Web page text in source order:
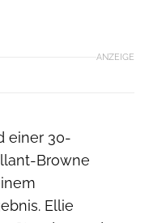
ANZEIGE
einer 30-
Browne
Ellie